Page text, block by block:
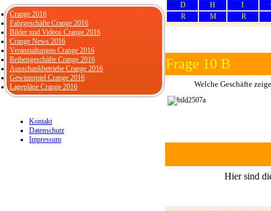
D
H I
R
M R
Frage 10 B
Welche Geschäfte
Hier sind
Crange 2016
Fahrgeschäfte Crange 2016
Bilder und Videos Crange 2016
Crange News 2016
Veranstaltungen Crange 2016
Reihengeschäfte Crange 2016
Ausschankbetriebe Crange 2016
Gewinnspiel Crange 2016
Lagepläne Crange 2016
Kontakt
Datenschutz
Impressum